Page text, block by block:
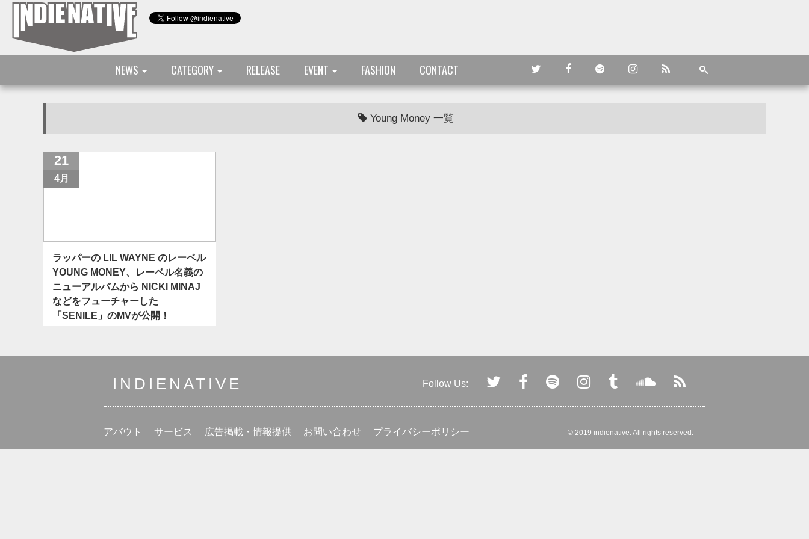
NEWS CATEGORY RELEASE EVENT FASHION CONTACT
Young Money 一覧
21
4月
ラッパーの LIL WAYNE のレーベル
YOUNG MONEY、レーベル名義の
ニューアルバムから NICKI MINAJ
などをフューチャーした
「SENILE」のMVが公開！
INDIENATIVE Follow Us:
アバウト サービス 広告掲載・情報提供 お問い合わせ プライバシーポリシー © 2019 indienative. All rights reserved.